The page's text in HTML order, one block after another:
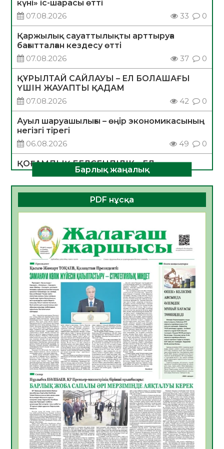
күні» іс-шарасы өтті
07.08.2026
33 0
Қаржылық сауаттылықты арттыруға
бағытталған кездесу өтті
07.08.2026
37 0
ҚҰРЫЛТАЙ САЙЛАУЫ – ЕЛ БОЛАШАҒЫ
ҮШІН ЖАУАПТЫ ҚАДАМ
07.08.2026
42 0
Ауыл шаруашылығы – өңір экономикасының
негізгі тірегі
06.08.2026
49 0
ҚОҒАМДЫҚ БЕЛСЕНДІЛІК – ЕЛ
ДАМУЫНЫҢ НЕГІЗІ
06.08.2026
47 0
ҚҰРЫЛТАЙ САЙЛАУЫ – БОЛАШАҚҚА
06.08.2026
Инфекциялық ауруларға қарсы иммундау
жұмыстарының тиімділігі
06.08.2026
51
Көкжөтел ауруы туралы
06.08.2026
48
АПВ вакцинасы туралы мәлімет
06.08.2026
47
Open Air: Қызылорда облысы полиция
департаменті 20 мыңнан астам
көрерменнің қауіпсіздігін қамтамасыз етті
06.08.2026
60
ҚЫЗЫЛОРДАДА «САНАЛЫ ҰРПАҚ –
ЖАРҚЫН БОЛАШАҚ» АТТЫ КЕҢЕЙТІЛГЕН
МӘЖІЛІС ӨТТІ
05.08.2026
61
Барлық жаңалық
PDF нұсқа